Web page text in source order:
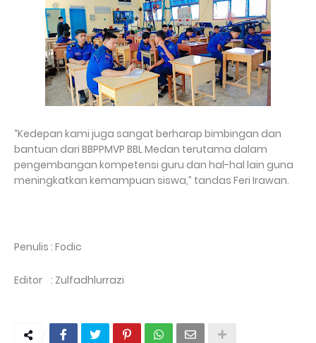
“Kedepan kami juga sangat berharap bimbingan dan
bantuan dari BBPPMVP BBL Medan terutama dalam
pengembangan kompetensi guru dan hal-hal lain guna
meningkatkan kemampuan siswa,” tandas Feri Irawan.
Penulis : Fodic
Editor : Zulfadhlurrazi